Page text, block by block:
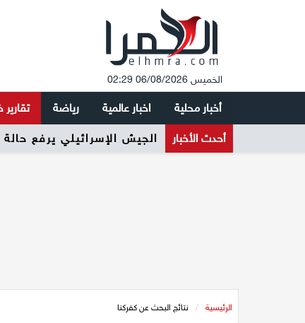
الخميس 06/08/2026 02:29
أخبار محلية اخبار عالمية رياضة
أحدث الأخبار الجيش الإسرائيلي يرفع
الرئيسية / نتائج البحث عن كفركنا